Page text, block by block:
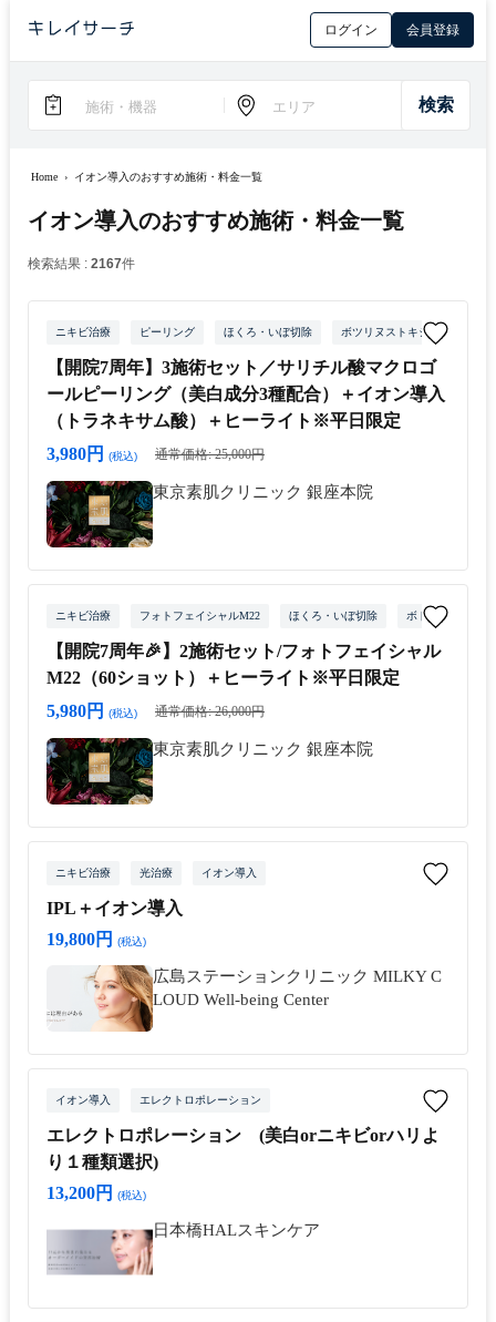
ログイン 会員登録
Home › イオン導入のおすすめ施術・料金一覧
イオン導入のおすすめ施術・料金一覧
検索結果 : 2167件
ニキビ治療 ピーリング ほくろ・いぼ切除 ボツリヌストキシン
【開院7周年】3施術セット／サリチル酸マクロゴ
ールピーリング（美白成分3種配合）＋イオン導入
（トラネキサム酸）＋ヒーライト※平日限定
3,980円
(税込) 通常価格: 25,000円
東京素肌クリニック 銀座本院
ニキビ治療 フォトフェイシャルM22 ほくろ・いぼ切除 ボトックス
【開院7周年🎉】2施術セット/フォトフェイシャル
M22（60ショット）＋ヒーライト※平日限定
5,980円
(税込) 通常価格: 26,000円
東京素肌クリニック 銀座本院
ニキビ治療 光治療 イオン導入
IPL＋イオン導入
19,800円
(税込)
広島ステーションクリニック MILKY C
LOUD Well-being Center
イオン導入 エレクトロポレーション
エレクトロポレーション (美白orニキビorハリよ
り１種類選択)
13,200円
(税込)
日本橋HALスキンケア